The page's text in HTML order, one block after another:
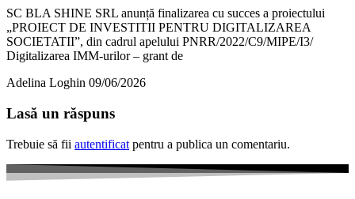
SC BLA SHINE SRL anunță finalizarea cu succes a proiectului
„PROIECT DE INVESTITII PENTRU DIGITALIZAREA
SOCIETATII”, din cadrul apelului PNRR/2022/C9/MIPE/I3/
Digitalizarea IMM-urilor – grant de
Adelina Loghin 09/06/2026
Lasă un răspuns
Trebuie să fii autentificat pentru a publica un comentariu.